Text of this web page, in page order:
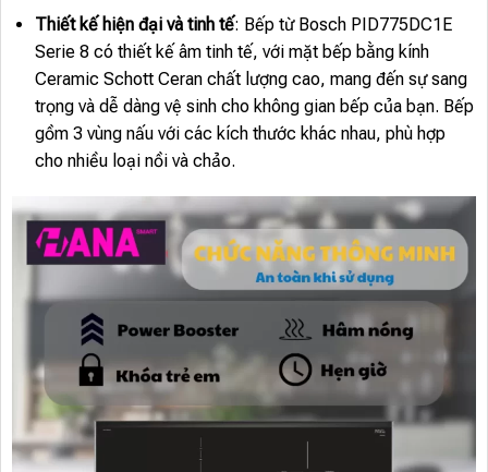
Thiết kế hiện đại và tinh tế: Bếp từ Bosch PID775DC1E
Serie 8 có thiết kế âm tinh tế, với mặt bếp bằng kính
Ceramic Schott Ceran chất lượng cao, mang đến sự sang
trọng và dễ dàng vệ sinh cho không gian bếp của bạn. Bếp
gồm 3 vùng nấu với các kích thước khác nhau, phù hợp
cho nhiều loại nồi và chảo.